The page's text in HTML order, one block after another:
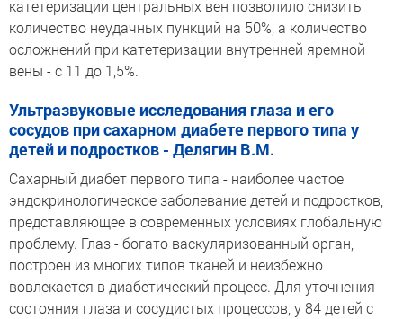
катетеризации центральных вен позволило снизить
количество неудачных пункций на 50%, а количество
осложнений при катетеризации внутренней яремной
вены - с 11 до 1,5%.
Ультразвуковые исследования глаза и его
сосудов при сахарном диабете первого типа у
детей и подростков - Делягин В.М.
Сахарный диабет первого типа - наиболее частое
эндокринологическое заболевание детей и подростков,
представляющее в современных условиях глобальную
проблему. Глаз - богато васкуляризованный орган,
построен из многих типов тканей и неизбежно
вовлекается в диабетический процесс. Для уточнения
состояния глаза и сосудистых процессов, у 84 детей с